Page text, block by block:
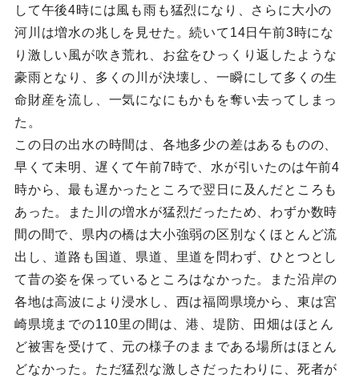
して午後4時には風も雨も猛烈になり、さらに大小の
河川は増水の兆しを見せた。続いて14日午前3時にな
り激しい風が吹き荒れ、お盆をひっくり返したような
豪雨となり、多くの川が決壊し、一瞬にして多くの生
命財産を流し、一気になにもかもを奪い去ってしまっ
た。
この日の出水の時間は、各地多少の差はあるものの、
早くて未明、遅くて午前7時で、水が引いたのは午前4
時から、最も遅かったところで翌日に及んだところも
あった。また川の増水が猛烈だったため、わずか数時
間の間で、県内の橋は大小強弱の区別なくほとんど流
出し、道路も国道、県道、里道を問わず、ひとつとし
て昔の姿を保っているところはなかった。また沿岸の
各地は高波により浸水し、西は福岡県境から、東は宮
崎県境までの110里の間は、港、堤防、田畑はほとん
ど被害を受けて、元の様子のままである場所はほとん
どなかった。ただ猛烈な激しさだったわりに、死者が